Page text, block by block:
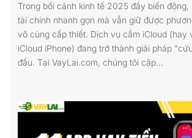
Trong bối cảnh kinh tế 2025 đầy biến
tài chính nhanh gọn mà vẫn giữ được
vô cùng cấp thiết. Dịch vụ cầm iCloud (hay
iCloud iPhone) đang trở thành giải pháp
đầu. Tại VayLai.com, chúng tôi cập...